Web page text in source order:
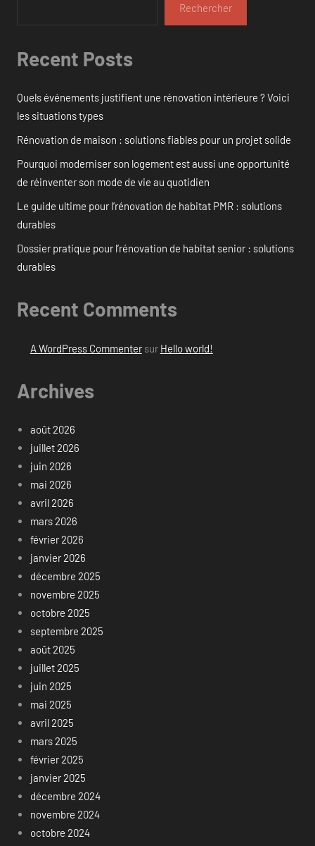
Rechercher
Recent Posts
Quels événements justifient une rénovation intérieure ? Voici
les situations types
Rénovation de maison : solutions fiables pour un projet solide
Pourquoi moderniser son logement est aussi une opportunité
de réinventer son mode de vie au quotidien
Le guide ultime pour l’rénovation de habitat PMR : solutions
durables
Dossier pratique pour l’rénovation de habitat senior : solutions
durables
Recent Comments
A WordPress Commentersur Hello world!
Archives
août 2026
juillet 2026
juin 2026
mai 2026
avril 2026
mars 2026
février 2026
janvier 2026
décembre 2025
novembre 2025
octobre 2025
septembre 2025
août 2025
juillet 2025
juin 2025
mai 2025
avril 2025
mars 2025
février 2025
janvier 2025
décembre 2024
novembre 2024
octobre 2024